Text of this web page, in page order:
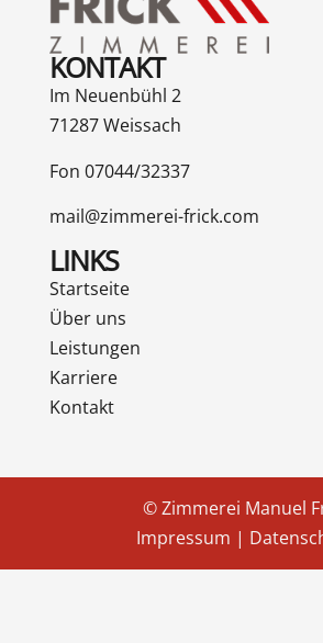
KONTAKT
Im Neuenbühl 2
71287 Weissach
Fon 07044/32337
mail@zimmerei-frick.com
LINKS
Startseite
Über uns
Leistungen
Karriere
Kontakt
© Zimmerei Manuel
Impressum |